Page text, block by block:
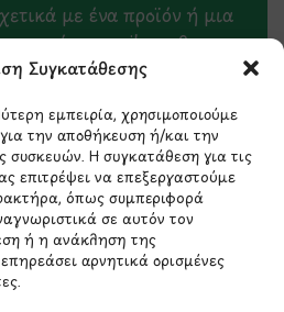
Συγκατάθεσης
εμπειρία, χρησιμοποιούμε
την αποθήκευση ή/και την
Η συγκατάθεση για τις
επιτρέψει να επεξεργαστούμε
όπως συμπεριφορά
σε αυτόν τον
ή η ανάκληση της
αρνητικά ορισμένες
με ένα προϊόν ή μια
μας ένα email και θα
μαζί σας.